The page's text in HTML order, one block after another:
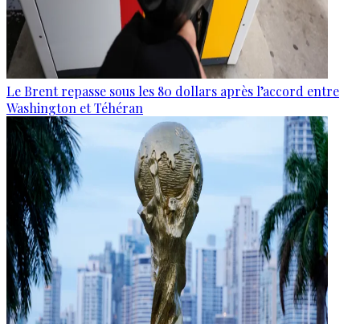
Le Brent repasse sous les 80 dollars après l’accord entre
Washington et Téhéran